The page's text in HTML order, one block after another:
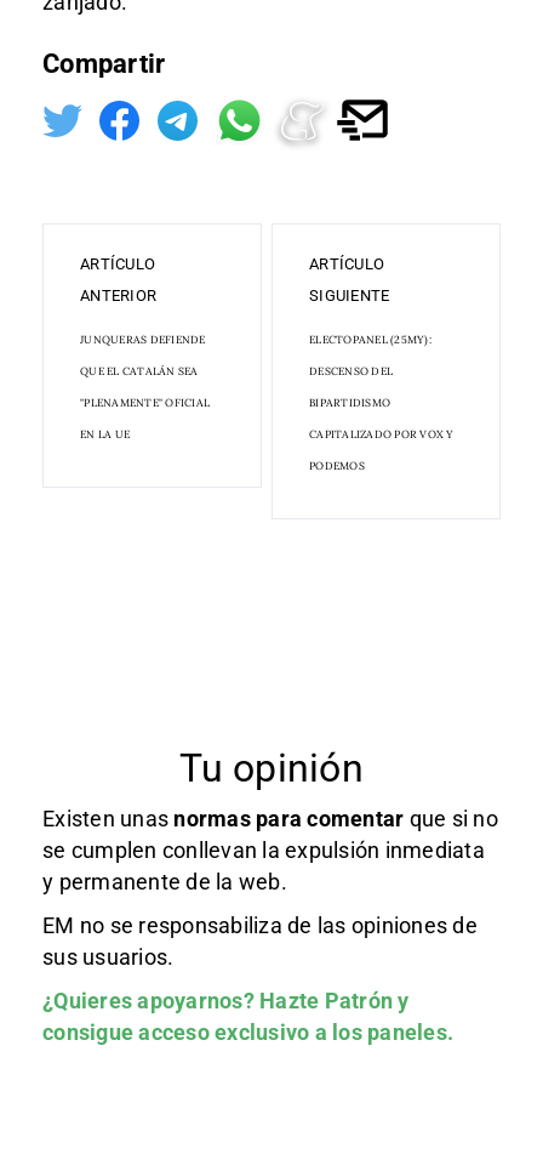
Compartir
ARTÍCULO
ANTERIOR
JUNQUERAS DEFIENDE
QUE EL CATALÁN SEA
"PLENAMENTE" OFICIAL
EN LA UE
ARTÍCULO
SIGUIENTE
ELECTOPANEL (25MY):
DESCENSO DEL
BIPARTIDISMO
CAPITALIZADO POR VOX Y
PODEMOS
Tu opinión
Existen unas normas para comentar que si no
se cumplen conllevan la expulsión inmediata
y permanente de la web.
EM no se responsabiliza de las opiniones de
sus usuarios.
¿Quieres apoyarnos? Hazte Patróny
consigue acceso exclusivo a los paneles.